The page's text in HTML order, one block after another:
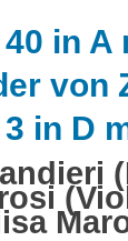
in A
von
in D